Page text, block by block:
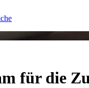
für die